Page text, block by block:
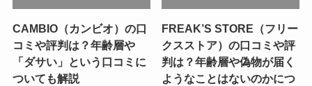
CAMBIO（カンビオ）の口
コミや評判は？年齢層や
「ダサい」という口コミに
ついても解説
FREAK’S STORE（フリー
クスストア）の口コミや評
判は？年齢層や偽物が届く
ようなことはないのかにつ